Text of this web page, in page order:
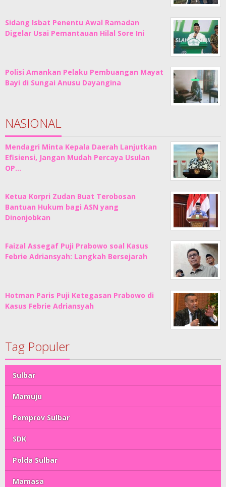
Sidang Isbat Penentu Awal Ramadan
Digelar Usai Pemantauan Hilal Sore Ini
Polisi Amankan Pelaku Pembuangan Mayat
Bayi di Sungai Anusu Dayangina
NASIONAL
Mendagri Minta Kepala Daerah Lanjutkan
Efisiensi, Jangan Mudah Percaya Usulan
OP…
Ketua Korpri Zudan Buat Terobosan
Bantuan Hukum bagi ASN yang
Dinonjobkan
Faizal Assegaf Puji Prabowo soal Kasus
Febrie Adriansyah: Langkah Bersejarah
Hotman Paris Puji Ketegasan Prabowo di
Kasus Febrie Adriansyah
Tag Populer
Sulbar
Mamuju
Pemprov Sulbar
SDK
Polda Sulbar
Mamasa